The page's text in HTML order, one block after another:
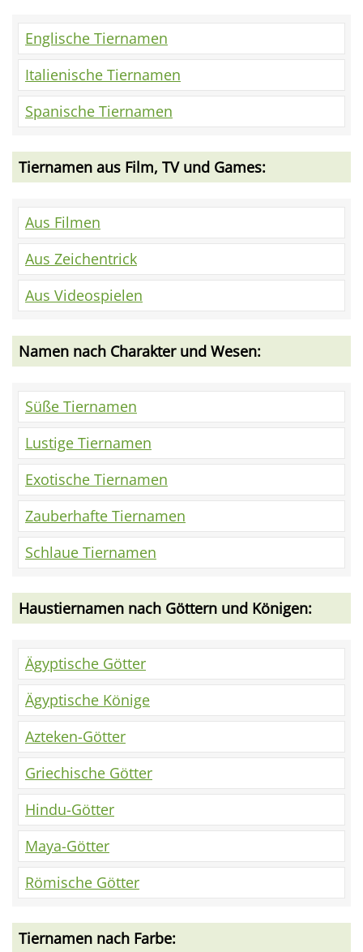
Englische Tiernamen
Italienische Tiernamen
Spanische Tiernamen
Tiernamen aus Film, TV und Games:
Aus Filmen
Aus Zeichentrick
Aus Videospielen
Namen nach Charakter und Wesen:
Süße Tiernamen
Lustige Tiernamen
Exotische Tiernamen
Zauberhafte Tiernamen
Schlaue Tiernamen
Haustiernamen nach Göttern und Königen:
Ägyptische Götter
Ägyptische Könige
Azteken-Götter
Griechische Götter
Hindu-Götter
Maya-Götter
Römische Götter
Tiernamen nach Farbe: